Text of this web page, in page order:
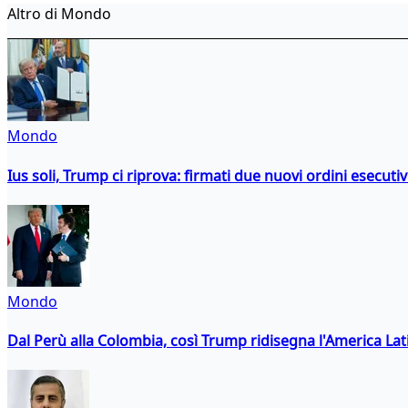
Altro di Mondo
Mondo
Ius soli, Trump ci riprova: firmati due nuovi ordini
Mondo
Dal Perù alla Colombia, così Trump ridisegna l'America